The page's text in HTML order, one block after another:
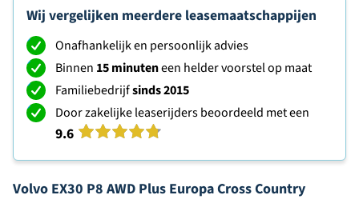
Wij vergelijken meerdere leasemaatschappijen
Onafhankelijk en persoonlijk advies
Binnen 15 minuteneen helder voorstel op maat
Familiebedrijfsinds 2015
Door zakelijke leaserijders beoordeeld met een
9.6
Volvo EX30 P8 AWD Plus Europa Cross Country